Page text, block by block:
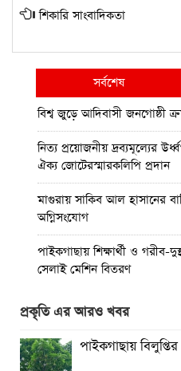
শিকারি সাংবাদিকতা
সর্বশেষ
বিশ্ব জুড়ে আদিবাসী জনগোষ্ঠী
নিত্য প্রয়োজনীয় দ্রব্যমূল্যের
ঐক্য জোটেরস্মারকলিপি প্রদান
মাগুরায় সাকিব আল হাসানের
অগ্নিসংযোগ
পাইকগাছায় শিক্ষার্থী ও গরীব-
সেলাই মেশিন বিতরণ
পাইকগাছায় জুলাই উদযাপন
সমাবেশ
পাইকগাছায় জুলাই গণঅভ্যুত্থান
প্রকৃতি এর আরও খবর
পাইকগাছায়